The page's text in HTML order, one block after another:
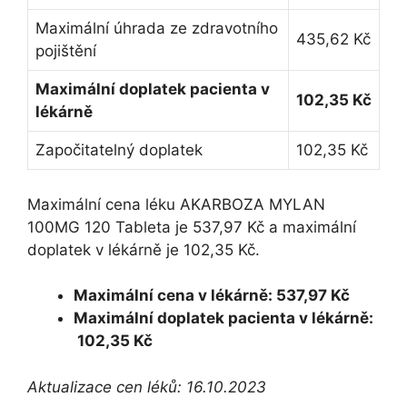
Maximální úhrada ze zdravotního
pojištění
435,62 Kč
Maximální doplatek pacienta v
lékárně
102,35 Kč
Započitatelný doplatek 102,35 Kč
Maximální cena léku AKARBOZA MYLAN
100MG 120 Tableta je 537,97 Kč a maximální
doplatek v lékárně je 102,35 Kč.
Maximální cena v lékárně: 537,97 Kč
Maximální doplatek pacienta v lékárně:
102,35 Kč
Aktualizace cen léků: 16.10.2023